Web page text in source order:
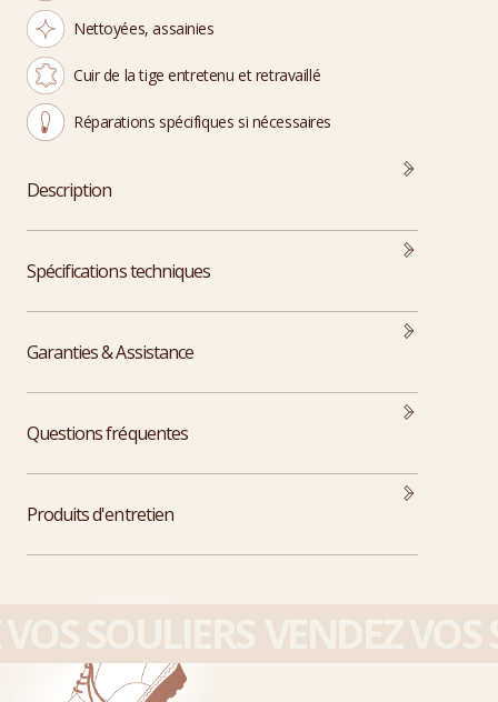
Nettoyées, assainies
Cuir de la tige entretenu et retravaillé
Réparations spécifiques si nécessaires
Description
Spécifications techniques
Garanties & Assistance
Questions fréquentes
Produits d'entretien